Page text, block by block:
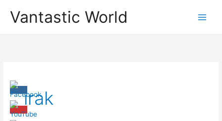
Vantastic World
irak